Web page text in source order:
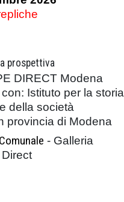
prospettiva
DIRECT Modena
Istituto per la storia
della società
provincia di Modena
- Galleria